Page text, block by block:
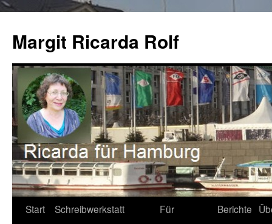
springen
Margit Ricarda Rolf
Start
Schreibwerkstatt
Für
Berichte